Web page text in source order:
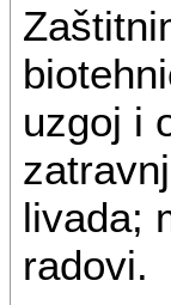
uzgoj i
livada;
radovi.